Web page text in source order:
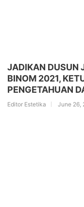
JADIKAN DUSUN
BINOM 2021,
PENGETAHUAN
Editor Estetika June 26,